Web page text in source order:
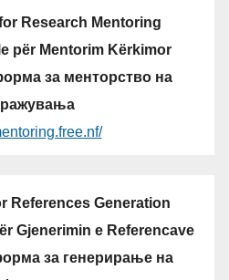
Research Mentoring
për Mentorim Kërkimor
за менторство на
References Generation
Gjenerimin e Referencave
за генерирање на